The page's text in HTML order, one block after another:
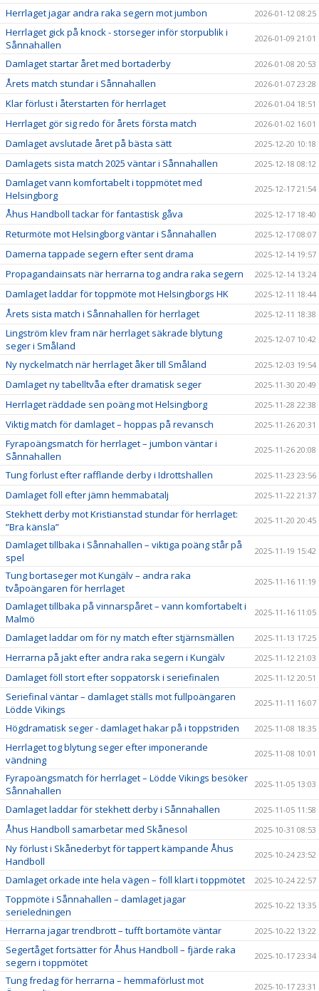
Herrlaget jagar andra raka segern mot jumbon 2026-01-12 08:25
Herrlaget gick på knock - storseger inför storpublik i
Sånnahallen
2026-01-09 21:01
Damlaget startar året med bortaderby 2026-01-08 20:53
Årets match stundar i Sånnahallen 2026-01-07 23:28
Klar förlust i återstarten för herrlaget 2026-01-04 18:51
Herrlaget gör sig redo för årets första match 2026-01-02 16:01
Damlaget avslutade året på bästa sätt 2025-12-20 10:18
Damlagets sista match 2025 väntar i Sånnahallen 2025-12-18 08:12
Damlaget vann komfortabelt i toppmötet med
Helsingborg
2025-12-17 21:54
Åhus Handboll tackar för fantastisk gåva 2025-12-17 18:40
Returmöte mot Helsingborg väntar i Sånnahallen 2025-12-17 08:07
Damerna tappade segern efter sent drama 2025-12-14 19:57
Propagandainsats när herrarna tog andra raka segern 2025-12-14 13:24
Damlaget laddar för toppmöte mot Helsingborgs HK 2025-12-11 18:44
Årets sista match i Sånnahallen för herrlaget 2025-12-11 18:38
Lingström klev fram när herrlaget säkrade blytung
seger i Småland
2025-12-07 10:42
Ny nyckelmatch när herrlaget åker till Småland 2025-12-03 19:54
Damlaget ny tabelltvåa efter dramatisk seger 2025-11-30 20:49
Herrlaget räddade sen poäng mot Helsingborg 2025-11-28 22:38
Viktig match för damlaget – hoppas på revansch 2025-11-26 20:31
Fyrapoängsmatch för herrlaget – jumbon väntar i
Sånnahallen
2025-11-26 20:08
Tung förlust efter rafflande derby i Idrottshallen 2025-11-23 23:56
Damlaget föll efter jämn hemmabatalj 2025-11-22 21:37
Stekhett derby mot Kristianstad stundar för herrlaget:
”Bra känsla”
2025-11-20 20:45
Damlaget tillbaka i Sånnahallen – viktiga poäng står på
spel
2025-11-19 15:42
Tung bortaseger mot Kungälv – andra raka
tvåpoängaren för herrlaget
2025-11-16 11:19
Damlaget tillbaka på vinnarspåret – vann komfortabelt i
Malmö
2025-11-16 11:05
Damlaget laddar om för ny match efter stjärnsmällen 2025-11-13 17:25
Herrarna på jakt efter andra raka segern i Kungälv 2025-11-12 21:03
Damlaget föll stort efter soppatorsk i seriefinalen 2025-11-12 20:51
Seriefinal väntar – damlaget ställs mot fullpoängaren
Lödde Vikings
2025-11-11 16:07
Högdramatisk seger - damlaget hakar på i toppstriden 2025-11-08 18:35
Herrlaget tog blytung seger efter imponerande
vändning
2025-11-08 10:01
Fyrapoängsmatch för herrlaget – Lödde Vikings besöker
Sånnahallen
2025-11-05 13:03
Damlaget laddar för stekhett derby i Sånnahallen 2025-11-05 11:58
Åhus Handboll samarbetar med Skånesol 2025-10-31 08:53
Ny förlust i Skånederbyt för tappert kämpande Åhus
Handboll
2025-10-24 23:52
Damlaget orkade inte hela vägen – föll klart i toppmötet 2025-10-24 22:57
Toppmöte i Sånnahallen – damlaget jagar
serieledningen
2025-10-22 13:35
Herrarna jagar trendbrott – tufft bortamöte väntar 2025-10-22 13:22
Segertåget fortsätter för Åhus Handboll – fjärde raka
segern i toppmötet
2025-10-17 23:34
Tung fredag för herrarna – hemmaförlust mot
2025-10-17 23:31